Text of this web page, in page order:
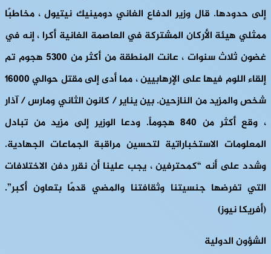
إلى حدودها. قال وزير الدفاع الغاني دومينيك نيتيول ، مخاطبًا
ممثلي هيئة الأركان المشتركة في العاصمة الغانية أكرا ، إنه في
غضون ثلاث سنوات ، عانت المنطقة من أكثر من 5300 هجوم تم
إلقاء اللوم فيها على الإرهابيين ، مما أدى إلى مقتل حوالي 16000
شخص والمزيد من النازحين. بين يناير / كانون الثاني ومارس / آذار
، وقع أكثر من 840 هجوماً. ودعا الوزير إلى مزيد من تبادل
المعلومات الاستخباراتية لتحسين مراقبة الجماعات الجهادية.
وشدد على أنه “كمحترفين ، يجب علينا أن نقرر دفن الاختلافات
التي تفرضها جنسيتنا وثقافتنا والمضي قدمًا بتعاون أكبر”.
(أفريكا نيوز)
الشؤون الدولية